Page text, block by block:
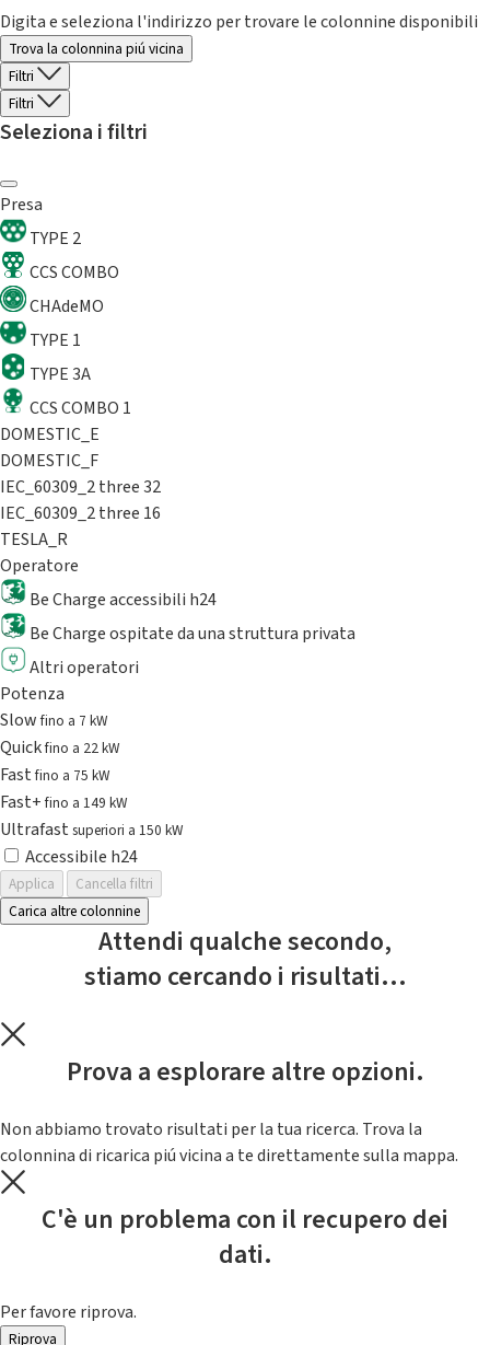
Digita e seleziona l'indirizzo per trovare le colonnine disponibili
Trova la colonnina piú vicina
Filtri
Filtri
Seleziona i filtri
Presa
TYPE 2
CCS COMBO
CHAdeMO
TYPE 1
TYPE 3A
CCS COMBO 1
DOMESTIC_E
DOMESTIC_F
IEC_60309_2 three 32
IEC_60309_2 three 16
TESLA_R
Operatore
Be Charge accessibili h24
Be Charge ospitate da una struttura privata
Altri operatori
Potenza
Slowfino a 7 kW
Quickfino a 22 kW
Fastfino a 75 kW
Fast+fino a 149 kW
Ultrafast superiori a 150 kW
Accessibile h24
Applica
Cancella filtri
Carica altre colonnine
Attendi qualche secondo,
stiamo cercando i risultati...
Prova a esplorare altre opzioni.
Non abbiamo trovato risultati per la tua ricerca. Trova la
colonnina di ricarica piú vicina a te direttamente sulla mappa.
C'è un problema con il recupero dei
dati.
Per favore riprova.
Riprova